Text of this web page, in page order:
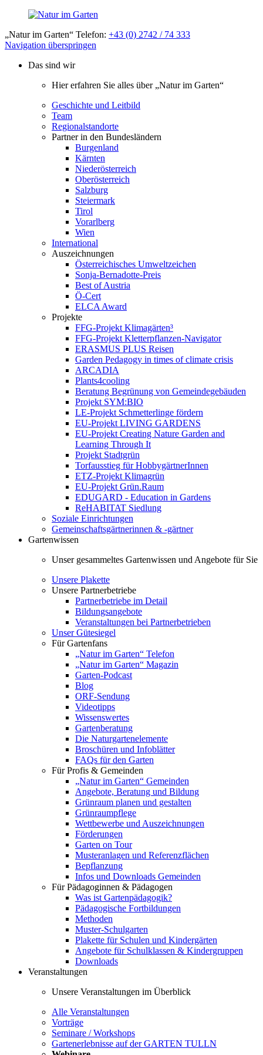
„Natur im Garten“ Telefon: +43 (0) 2742 / 74 333
Navigation überspringen
Das sind wir
Hier erfahren Sie alles über „Natur im Garten“
Geschichte und Leitbild
Team
Regionalstandorte
Partner in den Bundesländern
Burgenland
Kärnten
Niederösterreich
Oberösterreich
Salzburg
Steiermark
Tirol
Vorarlberg
Wien
International
Auszeichnungen
Österreichisches Umweltzeichen
Sonja-Bernadotte-Preis
Best of Austria
Ö-Cert
ELCA Award
Projekte
FFG-Projekt Klimagärten³
FFG-Projekt Kletterpflanzen-Navigator
ERASMUS PLUS Reisen
Garden Pedagogy in times of climate crisis
ARCADIA
Plants4cooling
Beratung Begrünung von Gemeindegebäuden
Projekt SYM:BIO
LE-Projekt Schmetterlinge fördern
EU-Projekt LIVING GARDENS
EU-Projekt Creating Nature Garden and
Learning Through It
Projekt Stadtgrün
Torfausstieg für HobbygärtnerInnen
ETZ-Projekt Klimagrün
EU-Projekt Grün.Raum
EDUGARD - Education in Gardens
ReHABITAT Siedlung
Soziale Einrichtungen
Gemeinschaftsgärtnerinnen & -gärtner
Gartenwissen
Unser gesammeltes Gartenwissen und Angebote für Sie
Unsere Plakette
Unsere Partnerbetriebe
Partnerbetriebe im Detail
Bildungsangebote
Veranstaltungen bei Partnerbetrieben
Unser Gütesiegel
Für Gartenfans
„Natur im Garten“ Telefon
„Natur im Garten“ Magazin
Garten-Podcast
Blog
ORF-Sendung
Videotipps
Wissenswertes
Gartenberatung
Die Naturgartenelemente
Broschüren und Infoblätter
FAQs für den Garten
Für Profis & Gemeinden
„Natur im Garten“ Gemeinden
Angebote, Beratung und Bildung
Grünraum planen und gestalten
Grünraumpflege
Wettbewerbe und Auszeichnungen
Förderungen
Garten on Tour
Musteranlagen und Referenzflächen
Bepflanzung
Infos und Downloads Gemeinden
Für Pädagoginnen & Pädagogen
Was ist Gartenpädagogik?
Pädagogische Fortbildungen
Methoden
Muster-Schulgarten
Plakette für Schulen und Kindergärten
Angebote für Schulklassen & Kindergruppen
Downloads
Veranstaltungen
Unsere Veranstaltungen im Überblick
Alle Veranstaltungen
Vorträge
Seminare / Workshops
Gartenerlebnisse auf der GARTEN TULLN